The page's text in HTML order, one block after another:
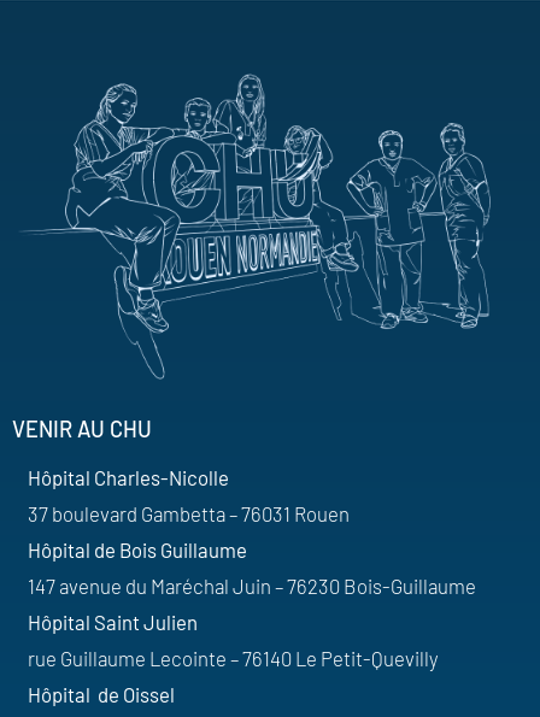
VENIR AU CHU
Hôpital Charles-Nicolle
37 boulevard Gambetta – 76031 Rouen
Hôpital de Bois Guillaume
147 avenue du Maréchal Juin – 76230 Bois-Guillaume
Hôpital Saint Julien
rue Guillaume Lecointe – 76140 Le Petit-Quevilly
Hôpital de Oissel